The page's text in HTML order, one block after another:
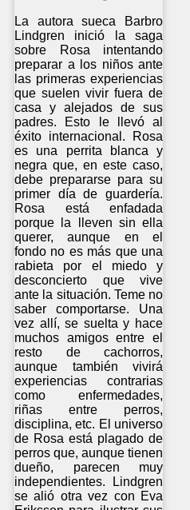
La autora sueca Barbro
Lindgren inició la saga
sobre Rosa intentando
preparar a los niños ante
las primeras experiencias
que suelen vivir fuera de
casa y alejados de sus
padres. Esto le llevó al
éxito internacional. Rosa
es una perrita blanca y
negra que, en este caso,
debe prepararse para su
primer día de guardería.
Rosa está enfadada
porque la lleven sin ella
querer, aunque en el
fondo no es más que una
rabieta por el miedo y
desconcierto que vive
ante la situación. Teme no
saber comportarse. Una
vez allí, se suelta y hace
muchos amigos entre el
resto de cachorros,
aunque también vivirá
experiencias contrarias
como enfermedades,
riñas entre perros,
disciplina, etc. El universo
de Rosa está plagado de
perros que, aunque tienen
dueño, parecen muy
independientes. Lindgren
se alió otra vez con Eva